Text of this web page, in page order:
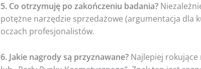
5. Co otrzymuję po zakończeniu badania?
potężne narzędzie sprzedażowe (argumentacja dla
oczach profesjonalistów.
6. Jakie nagrody są przyznawane?Najlepiej rokujące